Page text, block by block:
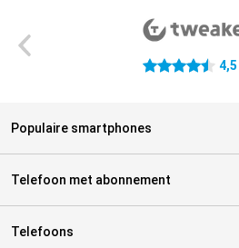
4.5 sterren 4,5
Populaire smartphones
Telefoon met abonnement
Telefoons